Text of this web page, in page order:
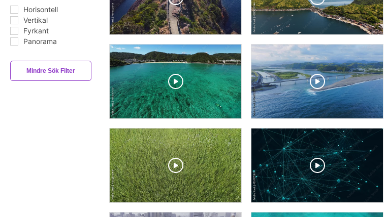
Horisontell
Vertikal
Fyrkant
Panorama
Mindre Sök Filter